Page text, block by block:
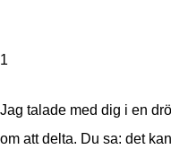
1
Jag talade med dig i en
om att delta. Du sa: det